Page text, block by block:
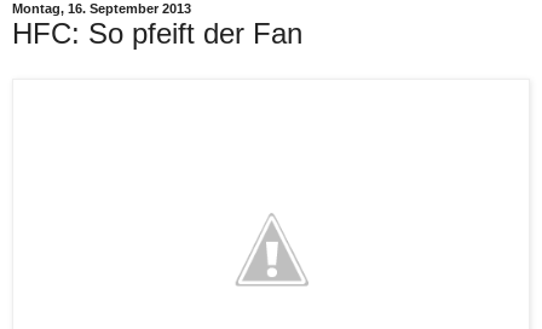
Montag, 16. September 2013
HFC: So pfeift der Fan